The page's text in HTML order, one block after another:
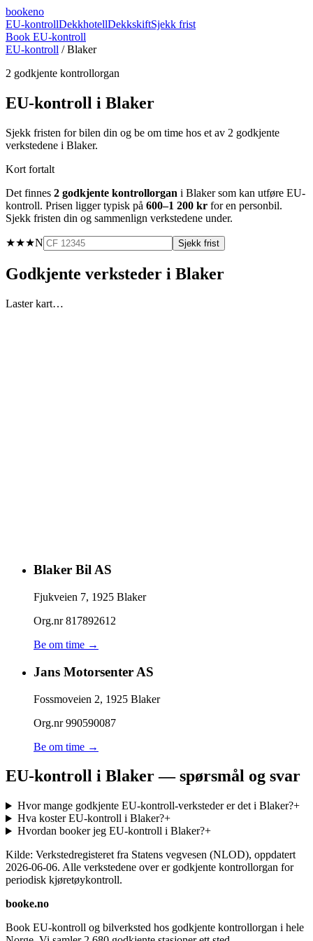
bookeno
EU-kontrollDekkhotellDekkskiftSjekk frist
Book EU-kontroll
EU-kontroll /Blaker
2 godkjente kontrollorgan
EU-kontroll i Blaker
Sjekk fristen for bilen din og be om time hos et av 2 godkjente
verkstedene i Blaker.
Kort fortalt
Det finnes 2 godkjente kontrollorgan i Blakersom kan utføre EU-
kontroll. Prisen ligger typisk på 600–1 200 kr for en personbil.
Sjekk fristen din og sammenlign verkstedene under.
★★★N Sjekk frist
Godkjente verksteder i Blaker
Laster kart…
Blaker Bil AS
Fjukveien 7, 1925 Blaker
Org.nr817892612
Be om time →
Jans Motorsenter AS
Fossmoveien 2, 1925 Blaker
Org.nr990590087
Be om time →
EU-kontroll i Blaker — spørsmål og svar
Hvor mange godkjente EU-kontroll-verksteder er det i Blaker?+
Hva koster EU-kontroll i Blaker?+
Hvordan booker jeg EU-kontroll i Blaker?+
Kilde: Verkstedregisteret fra Statens vegvesen (NLOD), oppdatert
2026-06-06. Alle verkstedene over er godkjente kontrollorgan for
periodisk kjøretøykontroll.
booke.no
Book EU-kontroll og bilverksted hos godkjente kontrollorgan i hele